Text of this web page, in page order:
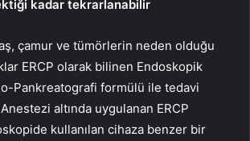
kadar tekrarlanabilir
çamur ve tümörlerin neden olduğu
ERCP olarak bilinen Endoskopik
Pankreatografi formülü ile tedavi
altında uygulanan ERCP
kullanılan cihaza benzer bir